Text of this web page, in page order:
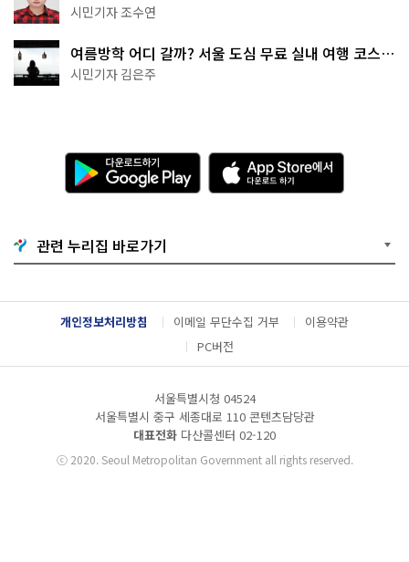
·무더위쉼터까지
시민기자 조수연
여름방학 어디 갈까? 서울 도심 무료 실내 여행 코스
추천
시민기자 김은주
다
운
로
기
G
o
g
l
e
A
p
p
e
서
다
운
관련 누리집 바로가기
개인정보처리방침 이메일 무단수집 거부
이용약관
PC버전
서울특별시청 04524
서울특별시 중구 세종대로 110 콘텐츠담당관
대표전화 다산콜센터 02-120
ⓒ2020. Seoul Metropolitan Government all rights reserved.